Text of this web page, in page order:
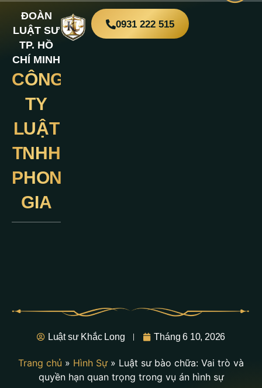
ĐOÀN
LUẬT SƯ
TP. HỒ
CHÍ MINH
CÔNG
TY
LUẬT
TNHH
PHONG
GIA
0931 222 515
Luật sư Khắc Long Tháng 6 10, 2026
Trang chủ » Hình Sự» Luật sư bào chữa: Vai trò và
quyền hạn quan trọng trong vụ án hình sự